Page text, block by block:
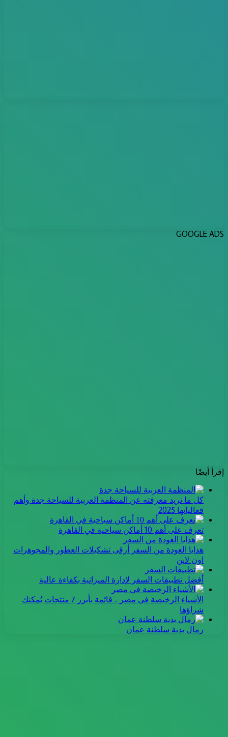
GOOGLE ADS
إقرأ أيضًا
كل ما تريد معرفته عن المنظمة العربية للسياحة جدة وأهم
فعالياتها 2025
تعرف على أهم 10 أماكن سياحية في القاهرة
هدايا العودة من السفر أرقى تشكيلات العطور والمجوهرات
اون لاين
أفضل تطبيقات السفر لإدارة الميزانية بكفاءة عالية
الأشياء الرخيصة في مصر .. قائمة بأبرز 7 منتجات يُمكنك
شراؤها
رمال بدية سلطنة عمان